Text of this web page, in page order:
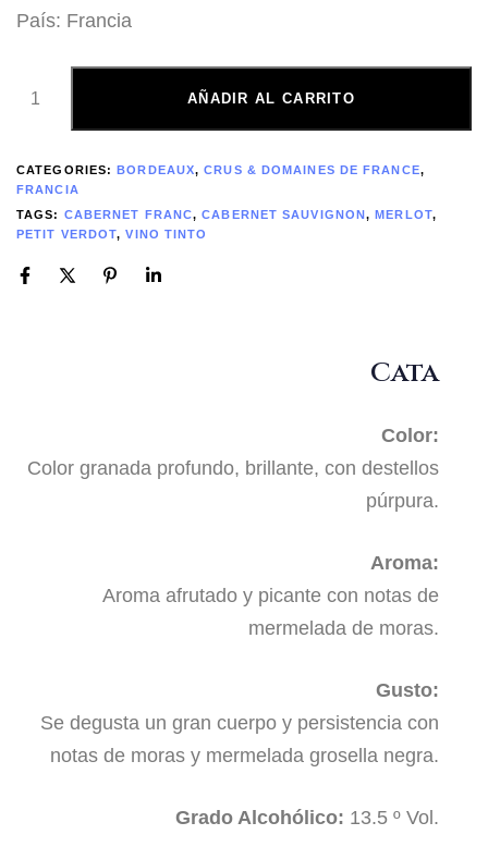
País: Francia
AÑADIR AL CARRITO
CATEGORIES:BORDEAUX,CRUS & DOMAINES DE FRANCE,
FRANCIA
TAGS: CABERNET FRANC,CABERNET SAUVIGNON, MERLOT,
PETIT VERDOT,VINO TINTO
Cata
Color:
Color granada profundo, brillante, con destellos
púrpura.
Aroma:
Aroma afrutado y picante con notas de
mermelada de moras.
Gusto:
Se degusta un gran cuerpo y persistencia con
notas de moras y mermelada grosella negra.
Grado Alcohólico: 13.5 º Vol.